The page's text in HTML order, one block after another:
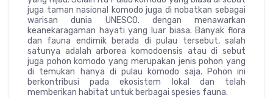
juga taman nasional komodo juga di nobatkan sebagai
warisan dunia UNESCO. dengan menawarkan
keanekaragaman hayati yang luar biasa. Banyak flora
dan fauna endimik berada di pulau tersebut, salah
satunya adalah arborea komodoensis atau di sebut
juga pohon komodo yang merupakan jenis pohon yang
di temukan hanya di pulau komodo saja. Pohon ini
berkontribusi pada ekosistem lokal dan telah
memberikan habitat untuk berbagai spesies fauna.